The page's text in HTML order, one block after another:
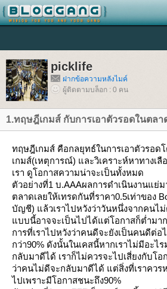
picklife
ฝากข้อความหลังไมค์
ผู้ติดตามบล็อก : 0 คน
1.ทฤษฎีเกมส์ กับการเอาตัวรอดในตล
ทฤษฎีเกมส์ คือกลยุทธ์ในการเอาตัวรอด
เกมส์(เหตุการณ์) และวิเคราะห์หาทางเ
เรา ดูโอกาสความน่าจะเป็นทั้งหมด
ตัวอย่างที่1 บ.AAAผลการดำเนินงานแ
ตลาดเลยให้เทรดกันที่ราคา0.5เท่าของ
บัญชี) แล้วเราไปหวังว่าวันหนึ่งจากคนไ
บบนี้อาจจะเป็นไปได้แต่โอกาสก็ต่ำมาก
การที่เราไปหวังว่าคนดีจะยังเป็นคนดีต่อ
กว่า90% ดังนั้นในเคสนี้หากเราไม่มีอะไ
กลับมาดีได้ เราก็ไม่ควรจะไปเสี่ยงกับโอ
ว่าคนไม่ดีจะกลับมาดีได้ แต่สิ่งที่เราคว
ไปเพราะมีโอกาสชนะถึง90%